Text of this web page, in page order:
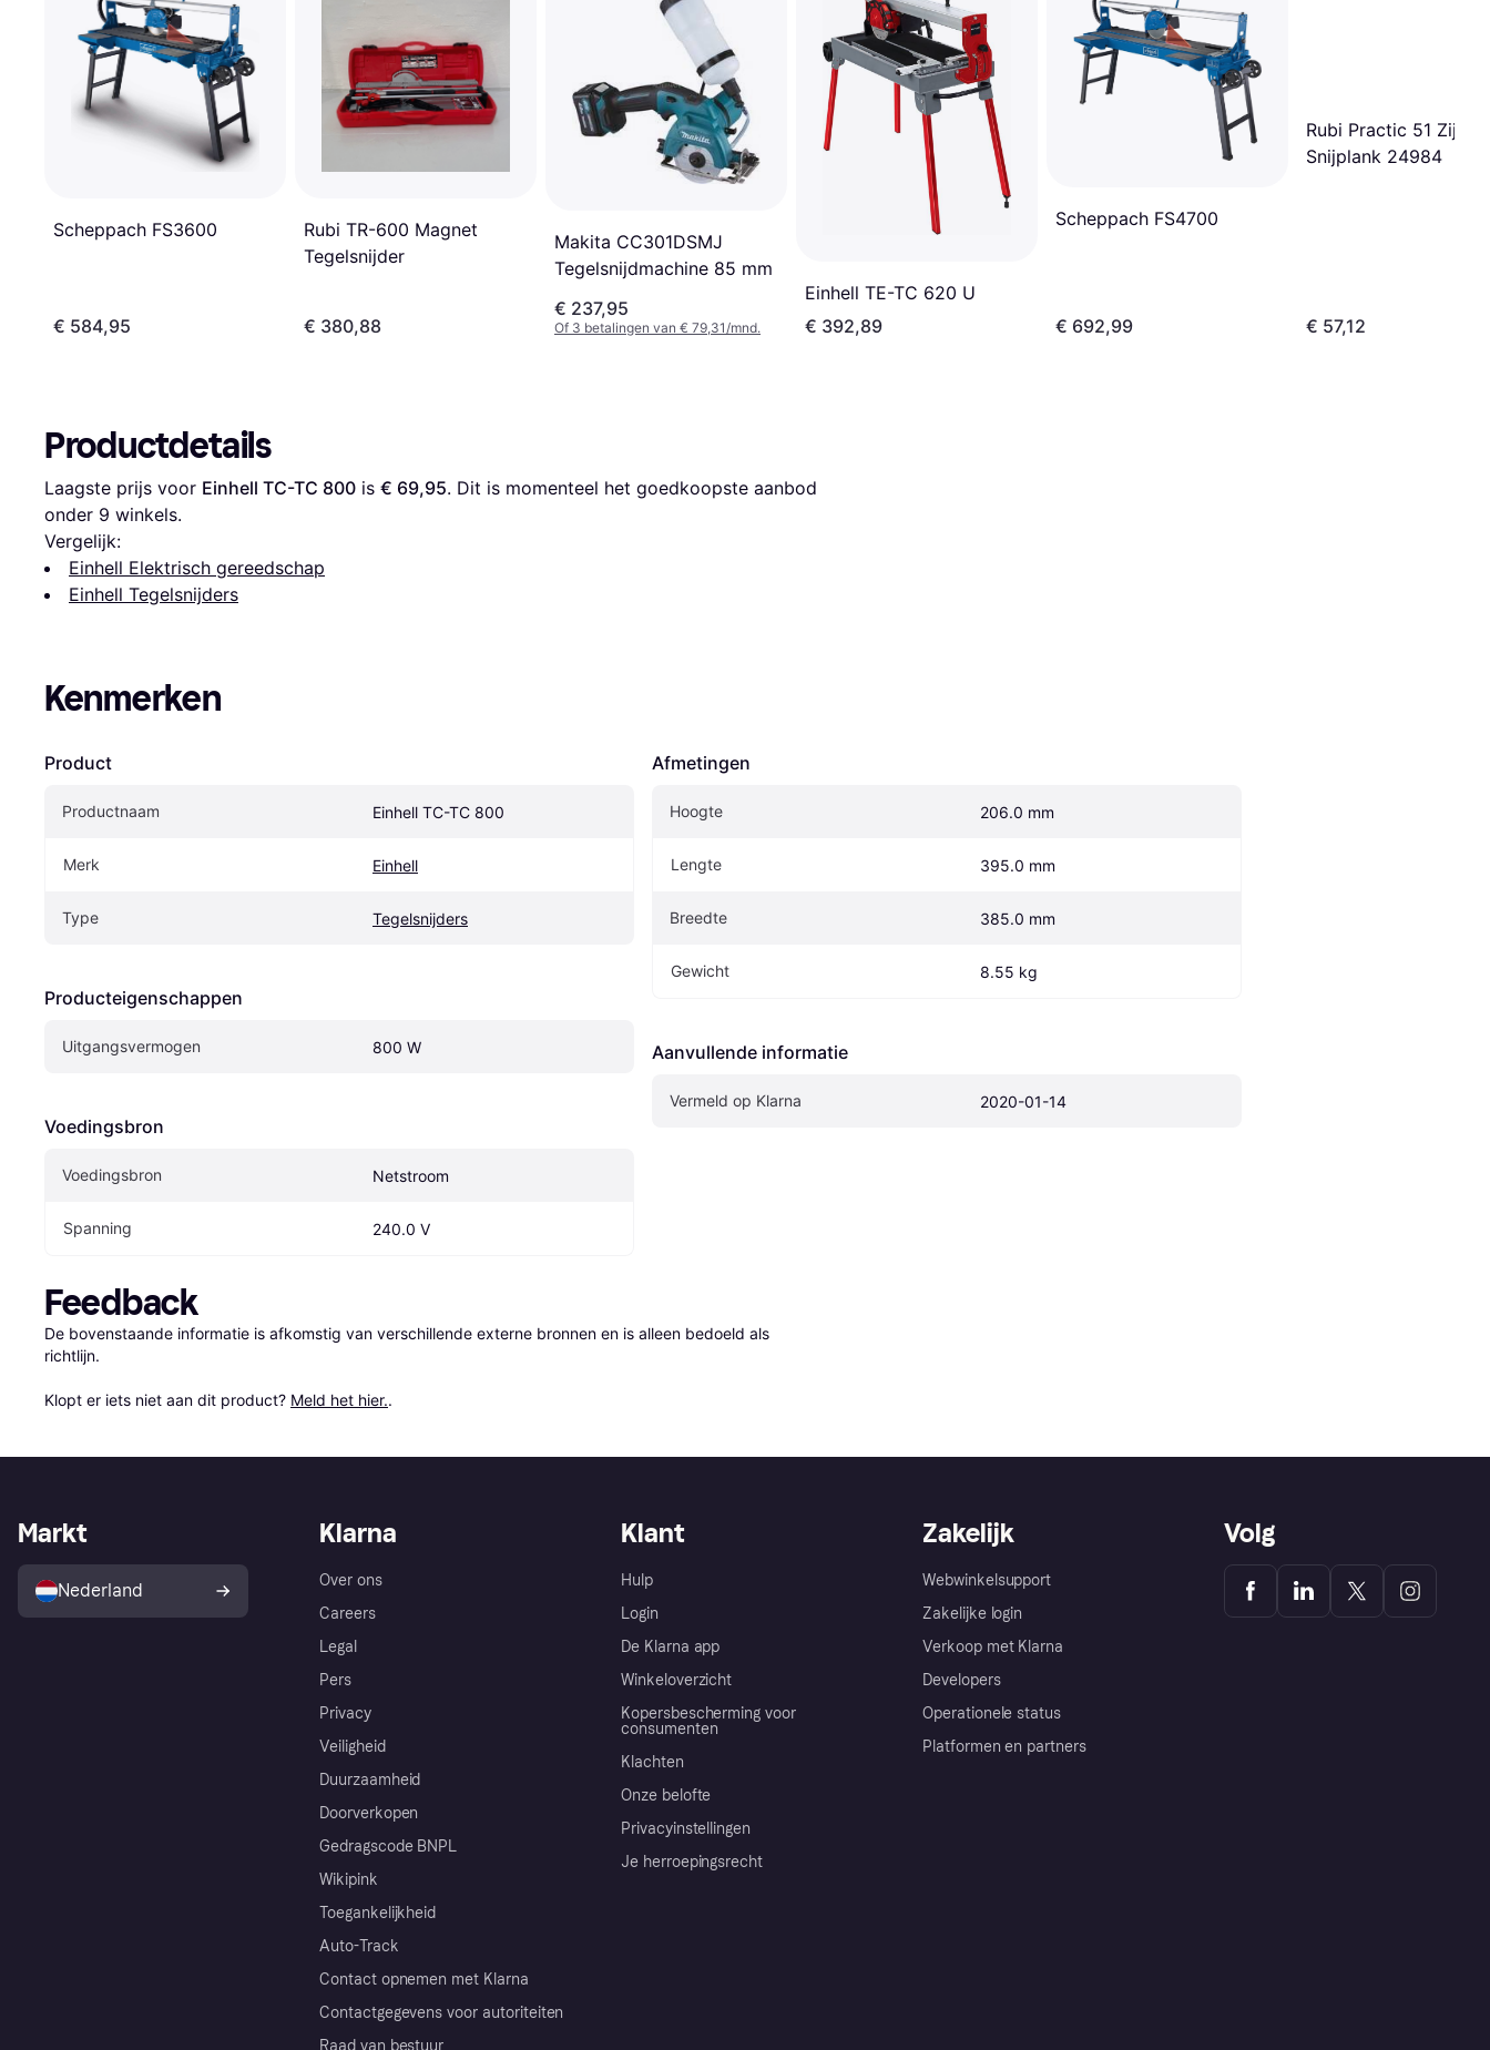
Scheppach FS3600
€ 584,95
Rubi TR-600 Magnet
Tegelsnijder
€ 380,88
Makita CC301DSMJ
Tegelsnijdmachine 85 mm
€ 237,95
Of 3 betalingen van € 79,31/mnd.
Einhell TE-TC 620 U
€ 392,89
Scheppach FS4700
€ 692,99
Rubi Practic 51
Snijplank 24984
€ 57,12
Productdetails
Laagste prijs voor Einhell TC-TC 800 is € 69,95. Dit is momenteel het goedkoopste aanbod
onder 9 winkels.
Vergelijk:
Einhell Elektrisch gereedschap
Einhell Tegelsnijders
Kenmerken
Product
Productnaam Einhell TC-TC 800
Merk Einhell
Type Tegelsnijders
Producteigenschappen
Uitgangsvermogen 800 W
Voedingsbron
Voedingsbron Netstroom
Spanning 240.0 V
Afmetingen
Hoogte 206.0 mm
Lengte 395.0 mm
Breedte 385.0 mm
Gewicht 8.55 kg
Aanvullende informatie
Vermeld op Klarna 2020-01-14
Feedback
De bovenstaande informatie is afkomstig van verschillende externe bronnen en is alleen bedoeld als
richtlijn.
Klopt er iets niet aan dit product? Meld het hier..
Klarna
Over ons
Careers
Legal
Pers
Privacy
Veiligheid
Duurzaamheid
Doorverkopen
Gedragscode BNPL
Wikipink
Toegankelijkheid
Auto-Track
Contact opnemen met Klarna
Contactgegevens voor autoriteiten
Raad van bestuur
Klant
Hulp
Login
De Klarna app
Winkeloverzicht
Kopersbescherming voor
consumenten
Klachten
Onze belofte
Privacyinstellingen
Je herroepingsrecht
Zakelijk
Webwinkelsupport
Zakelijke login
Verkoop met Klarna
Developers
Operationele status
Platformen en partners
Markt
Nederland
Volg